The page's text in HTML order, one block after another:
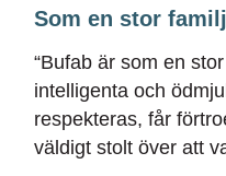
Som en stor familj
“Bufab är som en stor
intelligenta och
respekteras, får
väldigt stolt över att